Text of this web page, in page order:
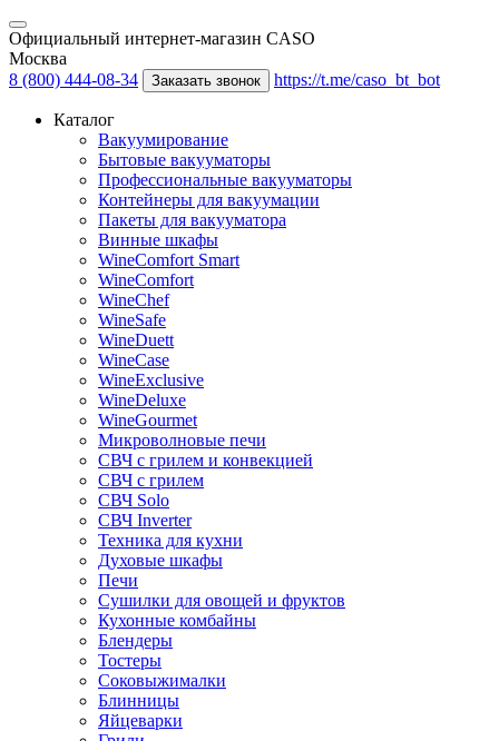
Официальный интернет-магазин CASO
Москва
8 (800) 444-08-34
Заказать звонок https://t.me/caso_bt_bot
Каталог
Вакуумирование
Бытовые вакууматоры
Профессиональные вакууматоры
Контейнеры для вакуумации
Пакеты для вакууматора
Винные шкафы
WineComfort Smart
WineComfort
WineChef
WineSafe
WineDuett
WineCase
WineExclusive
WineDeluxe
WineGourmet
Микроволновые печи
СВЧ с грилем и конвекцией
СВЧ с грилем
СВЧ Solo
СВЧ Inverter
Техника для кухни
Духовые шкафы
Печи
Сушилки для овощей и фруктов
Кухонные комбайны
Блендеры
Тостеры
Соковыжималки
Блинницы
Яйцеварки